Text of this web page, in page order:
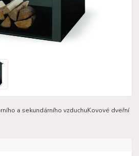
a sekundárního vzduchuKovové dveřní